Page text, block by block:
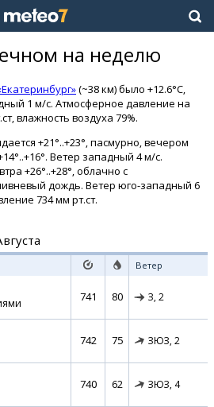
на неделю
(~38 км) было +12.6°C,
1 м/с. Атмосферное давление на
влажность воздуха 79%.
+21°..+23°, пасмурно, вечером
Ветер западный 4 м/с.
+26°..+28°, облачно с
дождь. Ветер юго-западный 6
734 мм рт.ст.
Ветер
741 80 З, 2
742 75 ЗЮЗ, 2
740 62 ЗЮЗ, 4